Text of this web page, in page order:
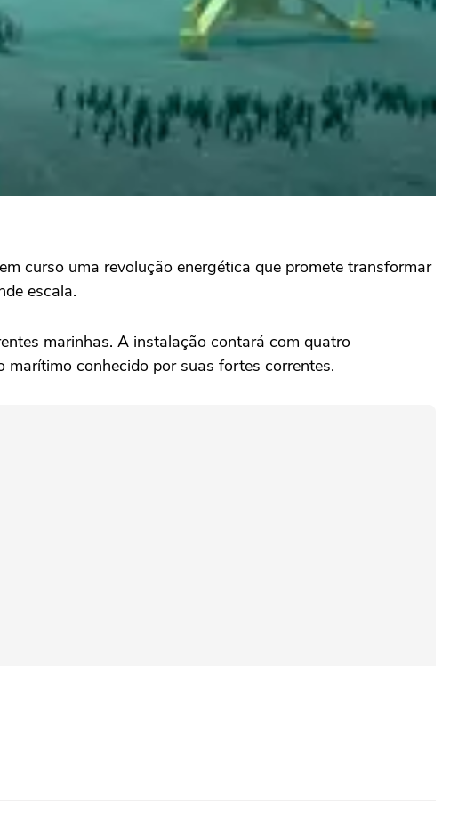
curso uma revolução energética que promete transformar
escala.
marinhas. A instalação contará com quatro
marítimo conhecido por suas fortes correntes.